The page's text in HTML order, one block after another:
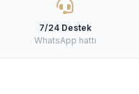
7/24 Destek
WhatsApp hattı